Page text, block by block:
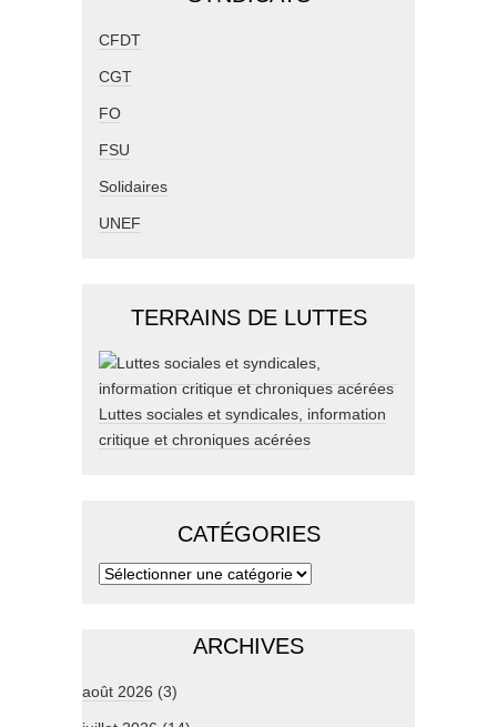
CFDT
CGT
FO
FSU
Solidaires
UNEF
TERRAINS DE LUTTES
Luttes sociales et syndicales, information
critique et chroniques acérées
CATÉGORIES
ARCHIVES
août 2026 (3)